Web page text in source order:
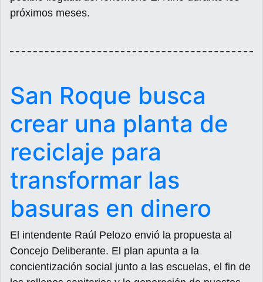
próximos meses.
San Roque busca
crear una planta de
reciclaje para
transformar las
basuras en dinero
El intendente Raúl Pelozo envió la propuesta al
Concejo Deliberante. El plan apunta a la
concientización social junto a las escuelas, el fin de